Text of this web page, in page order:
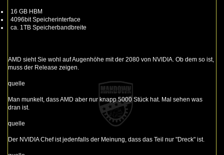
16 GB HBM
4096bit Speicherinterface
ca. 1TB Speicherbandbreite
AMD sieht Sie wohl auf Augenhöhe mit der 2080 von NVIDIA. Ob dem so ist,
muss der Release zeigen.
quelle
Man munkelt, dass AMD aber nur knapp 5000 Stück hat. Mal sehen was
dran ist.
quelle
Der NVIDIA Chef ist jedenfalls der Meinung, dass das Teil nur "Dreck" ist.